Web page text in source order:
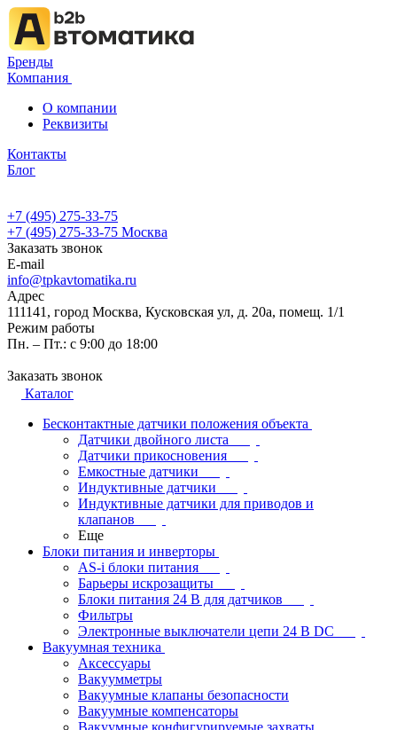
Бренды
Компания
О компании
Реквизиты
Контакты
Блог
+7 (495) 275-33-75
+7 (495) 275-33-75 Москва
Заказать звонок
E-mail
info@tpkavtomatika.ru
Адрес
111141, город Москва, Кусковская ул, д. 20а, помещ. 1/1
Режим работы
Пн. – Пт.: с 9:00 до 18:00
Заказать звонок
Каталог
Бесконтактные датчики положения объекта
Датчики двойного листа
Датчики прикосновения
Емкостные датчики
Индуктивные датчики
Индуктивные датчики для приводов и
клапанов
Еще
Блоки питания и инверторы
AS-i блоки питания
Барьеры искрозащиты
Блоки питания 24 В для датчиков
Фильтры
Электронные выключатели цепи 24 В DC
Вакуумная техника
Аксессуары
Вакуумметры
Вакуумные клапаны безопасности
Вакуумные компенсаторы